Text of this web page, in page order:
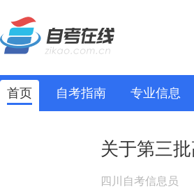
首页 自考指南 专业信息
关于第三
四川自考信息员